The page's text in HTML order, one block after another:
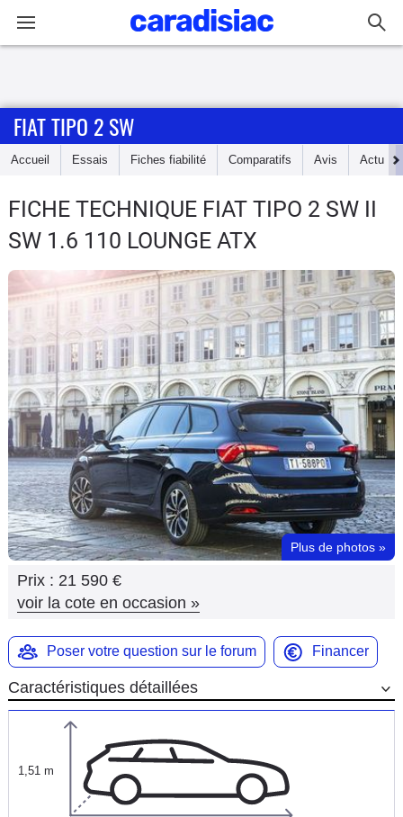
Accueil
Essais
Guide
Electriques
Utilitaires
Flottes
Auto
Services
Forum
Moto
Marques
FIAT TIPO 2 SW
Accueil Essais Fiches fiabilité Comparatifs Avis Actu
FICHE TECHNIQUE FIAT TIPO 2 SW II
SW 1.6 110 LOUNGE ATX
Plus de photos »
Prix : 21 590 €
voir la cote en occasion »
Poser votre question sur le forum Financer
Caractéristiques détaillées
1,51 m